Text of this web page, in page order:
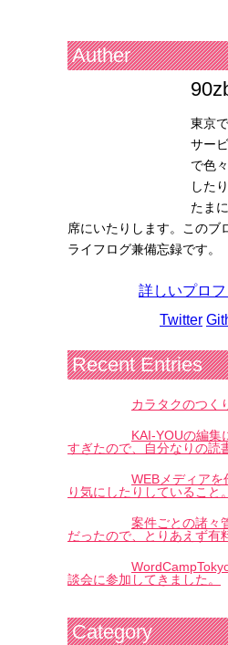
Auther
東京
サー
で色
したり
たま
席にいたりします。このブ
ライフログ兼備忘録です。
詳しいプロ
Twitter
Recent Entries
カラタクのつく
KAI-YOUの編集
すぎたので、自分なりの読
WEBメディアを
り気にしたりしていること。
案件ごとの諸々
だったので、とりあえず有
談会に参加してきました。
Category